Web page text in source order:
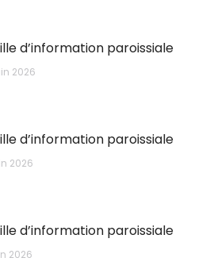
d’information paroissiale
2026
d’information paroissiale
2026
d’information paroissiale
2026